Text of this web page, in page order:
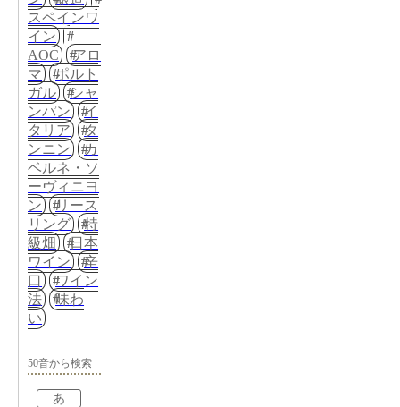
スペインワ
イン
AOC
アロ
マ
ポルト
ガル
シャ
ンパン
イ
タリア
タ
ンニン
カ
ベルネ・ソ
ーヴィニヨ
ン
リース
リング
特
級畑
日本
ワイン
辛
口
ワイン
法
味わ
い
50音から検索
あ